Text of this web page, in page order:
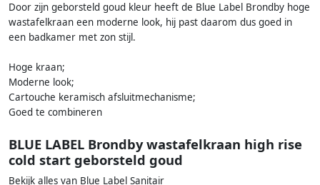
Door zijn geborsteld goud kleur heeft de Blue Label Brondby hoge
wastafelkraan een moderne look, hij past daarom dus goed in
een badkamer met zon stijl.
Hoge kraan;
Moderne look;
Cartouche keramisch afsluitmechanisme;
Goed te combineren
BLUE LABEL Brondby wastafelkraan high rise
cold start geborsteld goud
Bekijk alles van Blue Label Sanitair